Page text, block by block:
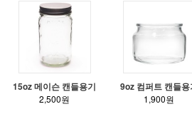
15oz 메이슨 캔들용기
2,500원
9oz 컴퍼트 캔들용
1,900원